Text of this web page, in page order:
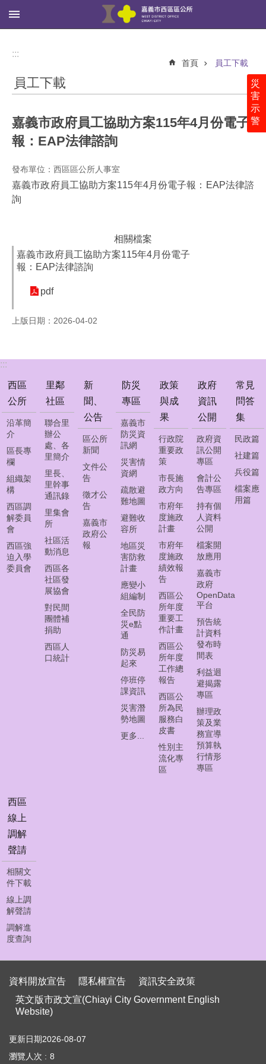
跳到主要內容區塊
搜
西
區
公
里
鄰
新
聞、
公
防
災
策
與
成
果
政
府
訊
公
開
常
見
問
答
首
頁
員
工
下
載
聯
絡
我
們
料
開
放
宣
隱
災
害
示
警
:::
首頁 員工下載
員工下載
嘉義市政府員工協助方案115年4月份電子
報：EAP法律諮詢
發布單位：西區區公所人事室
嘉義市政府員工協助方案115年4月份電子報：EAP法律諮
詢
相關檔案
嘉義市政府員工協助方案115年4月份電子
報：EAP法律諮詢
pdf
上版日期：2026-04-02
:::
西區
公所
沿革簡
介
區長專
欄
組織架
構
西區調
解委員
會
西區強
迫入學
委員會
里鄰
社區
聯合里
辦公
處、各
里簡介
里長、
里幹事
通訊錄
里集會
所
社區活
動消息
西區各
社區發
展協會
對民間
團體補
捐助
西區人
口統計
新
聞、
公告
區公所
新聞
文件公
告
徵才公
告
嘉義市
政府公
報
防災
專區
嘉義市
防災資
訊網
災害情
資網
疏散避
難地圖
避難收
容所
地區災
害防救
計畫
應變小
組編制
全民防
災e點
通
防災易
起來
停班停
課資訊
災害潛
勢地圖
更多...
政策
與成
果
行政院
重要政
策
市長施
政方向
市府年
度施政
計畫
市府年
度施政
績效報
告
西區公
所年度
重要工
作計畫
西區公
所年度
工作總
報告
西區公
所為民
服務白
皮書
性別主
流化專
區
政府
資訊
公開
政府資
訊公開
專區
會計公
告專區
持有個
人資料
公開
檔案開
放應用
嘉義市
政府
OpenData
平台
預告統
計資料
發布時
間表
利益迴
避揭露
專區
辦理政
策及業
務宣導
預算執
行情形
專區
常見
問答
集
民政篇
社建篇
兵役篇
檔案應
用篇
西區
線上
調解
聲請
相關文
件下載
線上調
解聲請
調解進
度查詢
資料開放宣告 隱私權宣告
資訊安全政策
英文版市政文宣(Chiayi City Government English
Website)
更新日期2026-08-07
瀏覽人次
8